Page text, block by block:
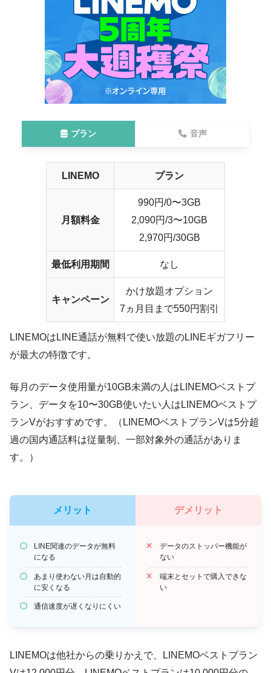
プラン 音声
LINEMO プラン
月額料金
990円/0〜3GB
2,090円/3〜10GB
2,970円/30GB
最低利用期間 なし
キャンペーン
かけ放題オプション
7ヵ月目まで550円割引
LINEMOはLINE通話が無料で使い放題のLINEギガフリー
が最大の特徴です。
毎月のデータ使用量が10GB未満の人はLINEMOベストプ
ラン、データを10〜30GB使いたい人はLINEMOベストプ
ランVがおすすめです。（LINEMOベストプランVは5分超
過の国内通話料は従量制、一部対象外の通話がありま
す。）
メリット
LINE関連のデータが無料
になる
あまり使わない月は自動的
に安くなる
通信速度が遅くなりにくい
デメリット
データのストッパー機能が
ない
端末とセットで購入できな
い
LINEMOは他社からの乗りかえで、LINEMOベストプラン